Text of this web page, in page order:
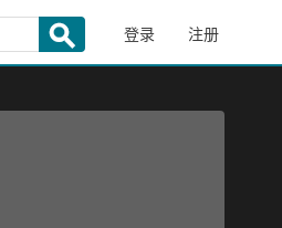
登录 注册